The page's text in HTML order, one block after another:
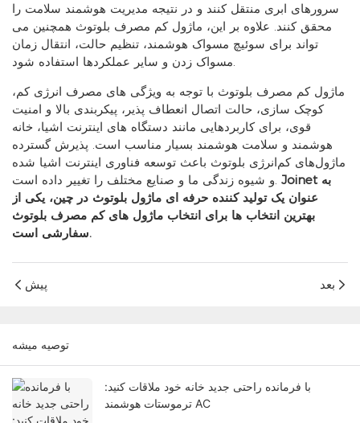
سرورهای ابری منتقل کنند و در نتیجه مدیریت هوشمند سلامت را
محقق کنند. علاوه بر این، ماژول کم مصرف بلوتوث همچنین می
تواند برای سوئیچ مسواک هوشمند، تنظیم حالت، انتقال زمان
مسواک زدن و سایر عملکردها استفاده شود.
ماژول کم مصرف بلوتوث با توجه به ویژگی های مصرف انرژی کم،
کوچک سازی، حالت اتصال انعطاف پذیر، پیکربندی بالا و امنیت
قوی، برای کاربردهایی مانند دستگاه های اینترنت اشیا، خانه
هوشمند و سلامت هوشمند بسیار مناسب است. پذیرش گسترده
ماژول‌های کم‌انرژی بلوتوث باعث توسعه فناوری اینترنت اشیا شده
و شیوه زندگی ما و صنایع مختلف را تغییر داده است. Joinet به
عنوان یک تولید کننده حرفه ای ماژول بلوتوث در چین، یکی از
بهترین انتخاب ها برای انتخاب ماژول های کم مصرف بلوتوث
سفارشی است.
پیش بعد
توصيه ميشه
با فرمانده راحتی جدید خانه خود ملاقات کنید:
ترموستات هوشمند AC